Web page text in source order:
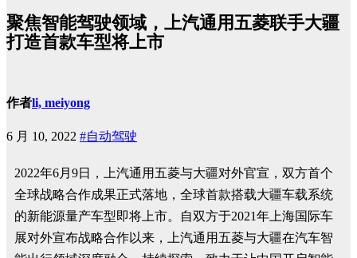
聚焦智能驾驶领域，上汽通用五菱联手大疆
打造首款车型将上市
作者li, meiyong
6 月 10, 2022 #自动驾驶
2022年6月9日，上汽通用五菱与大疆对外官宣，双方首个
全球战略合作成果正式落地，全球首款搭载大疆车载系统
的新能源量产车型即将上市。自双方于2021年上海国际车
展对外宣布战略合作以来，上汽通用五菱与大疆在汽车智